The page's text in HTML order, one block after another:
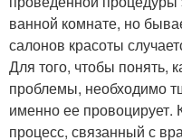
ванной комнате, но
салонов красоты
Для того, чтобы понять,
проблемы, необходимо
именно ее провоцирует.
процесс, связанный с